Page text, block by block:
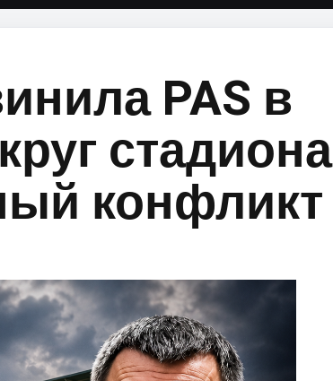
PAS в
стадиона
конфликт